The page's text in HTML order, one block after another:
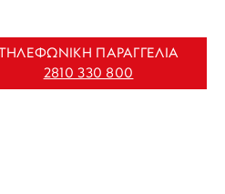
ΤΗΛΕΦΩΝΙΚΗ ΠΑΡΑΓΓΕΛΙΑ
2810 330 800